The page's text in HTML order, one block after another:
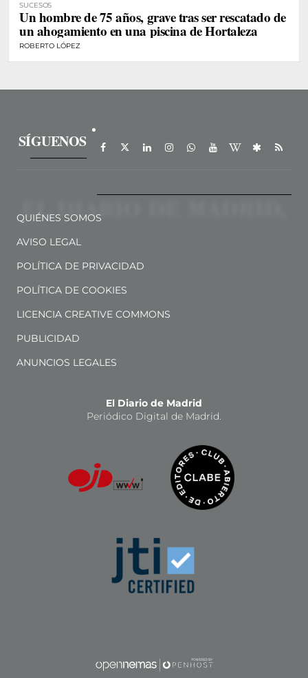
SUCESOS
Un hombre de 75 años, grave tras ser rescatado de
un ahogamiento en una piscina de Hortaleza
ROBERTO LÓPEZ
SÍGUENOS
QUIÉNES SOMOS
AVISO LEGAL
POLÍTICA DE PRIVACIDAD
POLÍTICA DE COOKIES
LICENCIA CREATIVE COMMONS
PUBLICIDAD
ANUNCIOS LEGALES
El Diario de Madrid
Periódico Digital de Madrid.